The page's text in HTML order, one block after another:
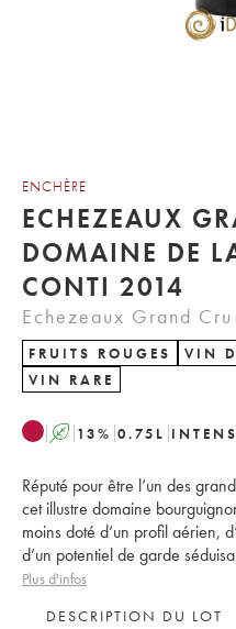
ENCHÈRE
ECHEZEAUX
DOMAINE DE
CONTI 2014
Echezeaux Grand
FRUITS ROUGES
VIN
VIN RARE
A 13% 0.75 L
Réputé pour être l’un des
cet illustre domaine
moins doté d’un profil aérien,
d’un potentiel de garde
Plus d'infos
DESCRIPTION DU LOT